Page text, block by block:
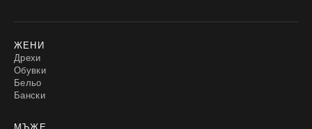
ЖЕНИ
Дрехи
Обувки
Бельо
Бански